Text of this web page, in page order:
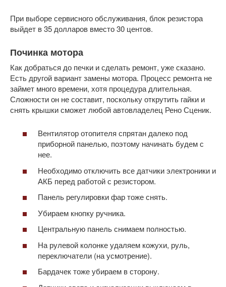
При выборе сервисного обслуживания, блок резистора
выйдет в 35 долларов вместо 30 центов.
Починка мотора
Как добраться до печки и сделать ремонт, уже сказано.
Есть другой вариант замены мотора. Процесс ремонта не
займет много времени, хотя процедура длительная.
Сложности он не составит, поскольку открутить гайки и
снять крышки сможет любой автовладелец Рено Сценик.
Вентилятор отопителя спрятан далеко под
приборной панелью, поэтому начинать будем с
нее.
Необходимо отключить все датчики электроники и
АКБ перед работой с резистором.
Панель регулировки фар тоже снять.
Убираем кнопку ручника.
Центральную панель снимаем полностью.
На рулевой колонке удаляем кожухи, руль,
переключатели (на усмотрение).
Бардачек тоже убираем в сторону.